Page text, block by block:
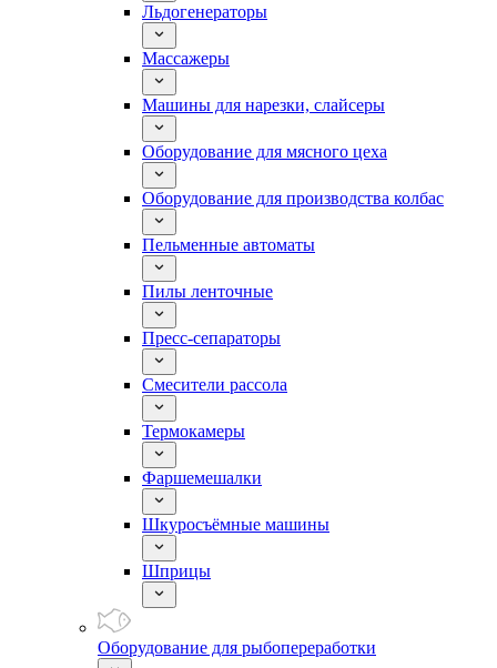
Льдогенераторы
Массажеры
Машины для нарезки, слайсеры
Оборудование для мясного цеха
Оборудование для производства колбас
Пельменные автоматы
Пилы ленточные
Пресс-сепараторы
Смесители рассола
Термокамеры
Фаршемешалки
Шкуросъёмные машины
Шприцы
Оборудование для рыбопереработки